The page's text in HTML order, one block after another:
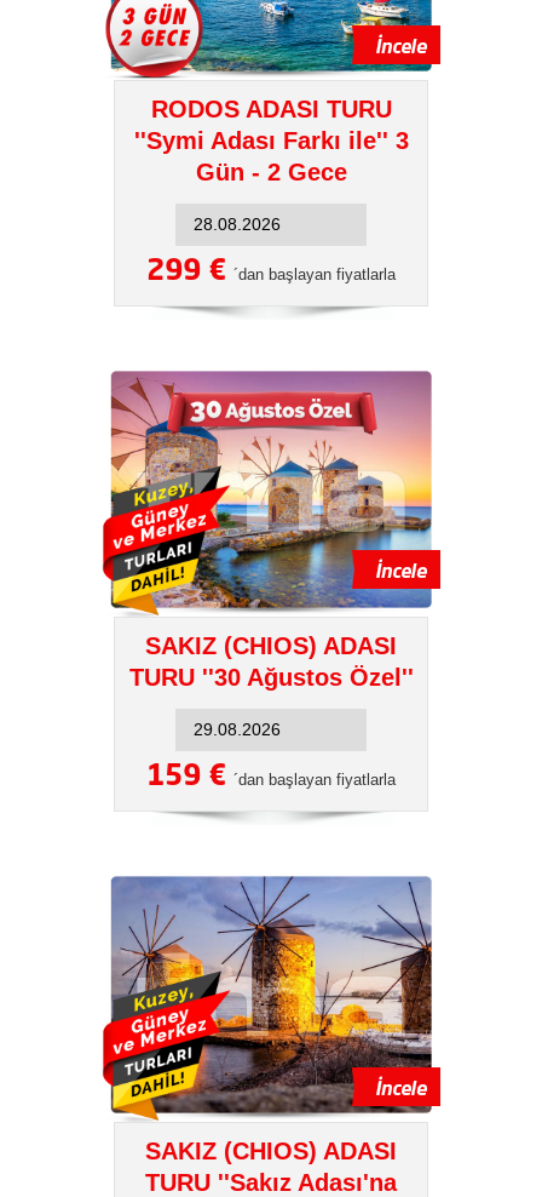
RODOS ADASI TURU
''Symi Adası Farkı ile'' 3
Gün - 2 Gece
299 € ´dan başlayan fiyatlarla
SAKIZ (CHIOS) ADASI
TURU ''30 Ağustos Özel''
159 € ´dan başlayan fiyatlarla
SAKIZ (CHIOS) ADASI
TURU ''Sakız Adası'na